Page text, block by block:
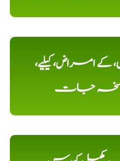
کے امراض، کیلیے،
نسخہ جات